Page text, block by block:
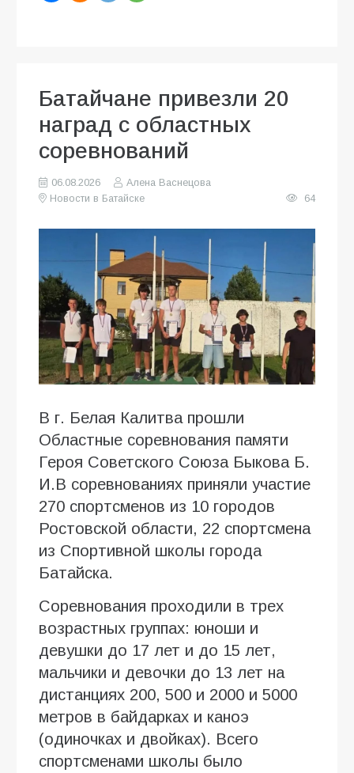
Батайчане привезли 20
наград с областных
соревнований
06.08.2026
Алена Васнецова
Новости в Батайске
64
В г. Белая Калитва прошли
Областные соревнования памяти
Героя Советского Союза Быкова Б.
И.В соревнованиях приняли участие
270 спортсменов из 10 городов
Ростовской области, 22 спортсмена
из Спортивной школы города
Батайска.
Соревнования проходили в трех
возрастных группах: юноши и
девушки до 17 лет и до 15 лет,
мальчики и девочки до 13 лет на
дистанциях 200, 500 и 2000 и 5000
метров в байдарках и каноэ
(одиночках и двойках). Всего
спортсменами школы было